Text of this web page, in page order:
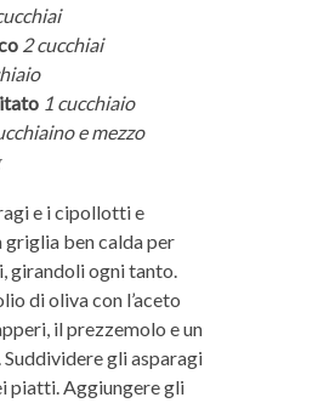
2 cucchiai
1 cucchiaio
e mezzo
e i cipollotti e
griglia ben calda per
girandoli ogni tanto.
di oliva con l’aceto
il prezzemolo e un
gli asparagi
piatti. Aggiungere gli